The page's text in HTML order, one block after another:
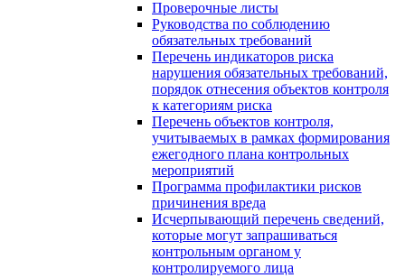
Проверочные листы
Руководства по соблюдению
обязательных требований
Перечень индикаторов риска
нарушения обязательных требований,
порядок отнесения объектов контроля
к категориям риска
Перечень объектов контроля,
учитываемых в рамках формирования
ежегодного плана контрольных
мероприятий
Программа профилактики рисков
причинения вреда
Исчерпывающий перечень сведений,
которые могут запрашиваться
контрольным органом у
контролируемого лица